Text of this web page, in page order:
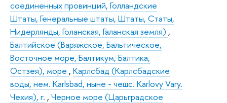
соединенных провинций, Голландские
Штаты, Генеральные штаты, Штаты, Статы,
Нидерлянды, Голанская, Галанская земля) ,
Балтийское (Варяжское, Бальтическое,
Восточное море, Балтикум, Балтика,
Остзея), море , Карлсбад (Карлсбадские
воды, нем. Karlsbad, ныне - чешс. Karlovy Vary.
Чехия), г. , Черное море (Царьградское